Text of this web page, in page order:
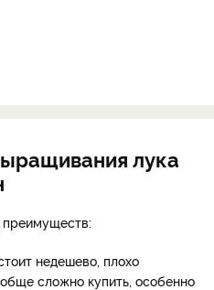
лука
преимуществ:
недешево, плохо
сложно купить, особенно